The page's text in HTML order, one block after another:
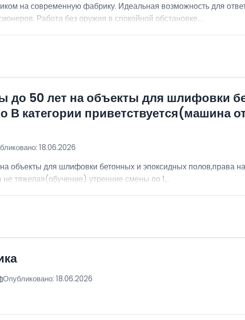
на современную фабрику. Идеальная возможность для
Работа без оружия в спокойной обстановке....
до 50 лет на объекты для шлифовки
В категории приветствуется(машина
18.06.2026
объекты для шлифовки бетонных и эпоксидных полов,права
тяжелая(обучение) утренние смены по 1...
Опубликовано: 18.06.2026